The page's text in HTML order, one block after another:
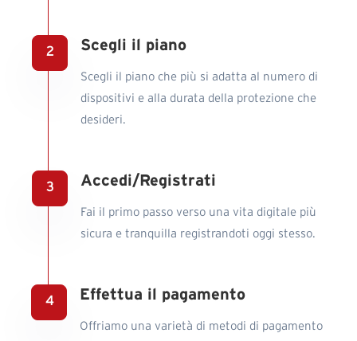
Scegli il piano
Scegli il piano che più si adatta al numero di
dispositivi e alla durata della protezione che
desideri.
Accedi/Registrati
Fai il primo passo verso una vita digitale più
sicura e tranquilla registrandoti oggi stesso.
Effettua il pagamento
Offriamo una varietà di metodi di pagamento